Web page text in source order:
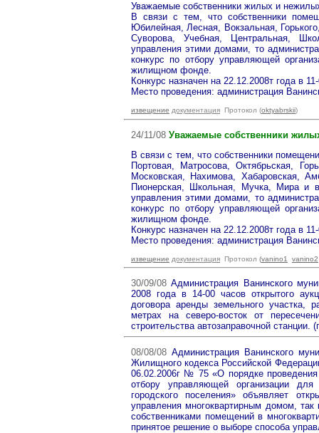
Уважаемые собственники жилых и
В связи с тем, что собственники
Юбилейная, Лесная, Вокзальная,
Суворова, Учебная, Центральная,
управления этими домами, то
конкурс по отбору управляющей
жилищном фонде.
Конкурс назначен на 22.12.2008т года в
Место проведения: администрация
извещение документация Протокол (oktyabrskii)
24/11/08 Уважаемые собственники
В связи с тем, что собственники
Портовая, Матросова, Октябрьская,
Московская, Нахимова, Хабаровская,
Пионерская, Школьная, Мучка, Мира и
управления этими домами, то
конкурс по отбору управляющей
жилищном фонде.
Конкурс назначен на 22.12.2008т года в
Место проведения: администрация
извещение документация Протокол (vanino1 vanino2
30/09/08 Администрация Ванинского
2008 года в 14-00 часов открытого
договора аренды земельного участка,
метрах на северо-восток от
строительства автозаправочной
08/08/08 Администрация Ванинского
Жилищного кодекса Российской
06.02.2006г № 75 «О порядке проведения
отбору управляющей организации для
городского поселения» объявляет
управления многоквартирным домом, так
собственниками помещений в
принятое решение о выборе способа